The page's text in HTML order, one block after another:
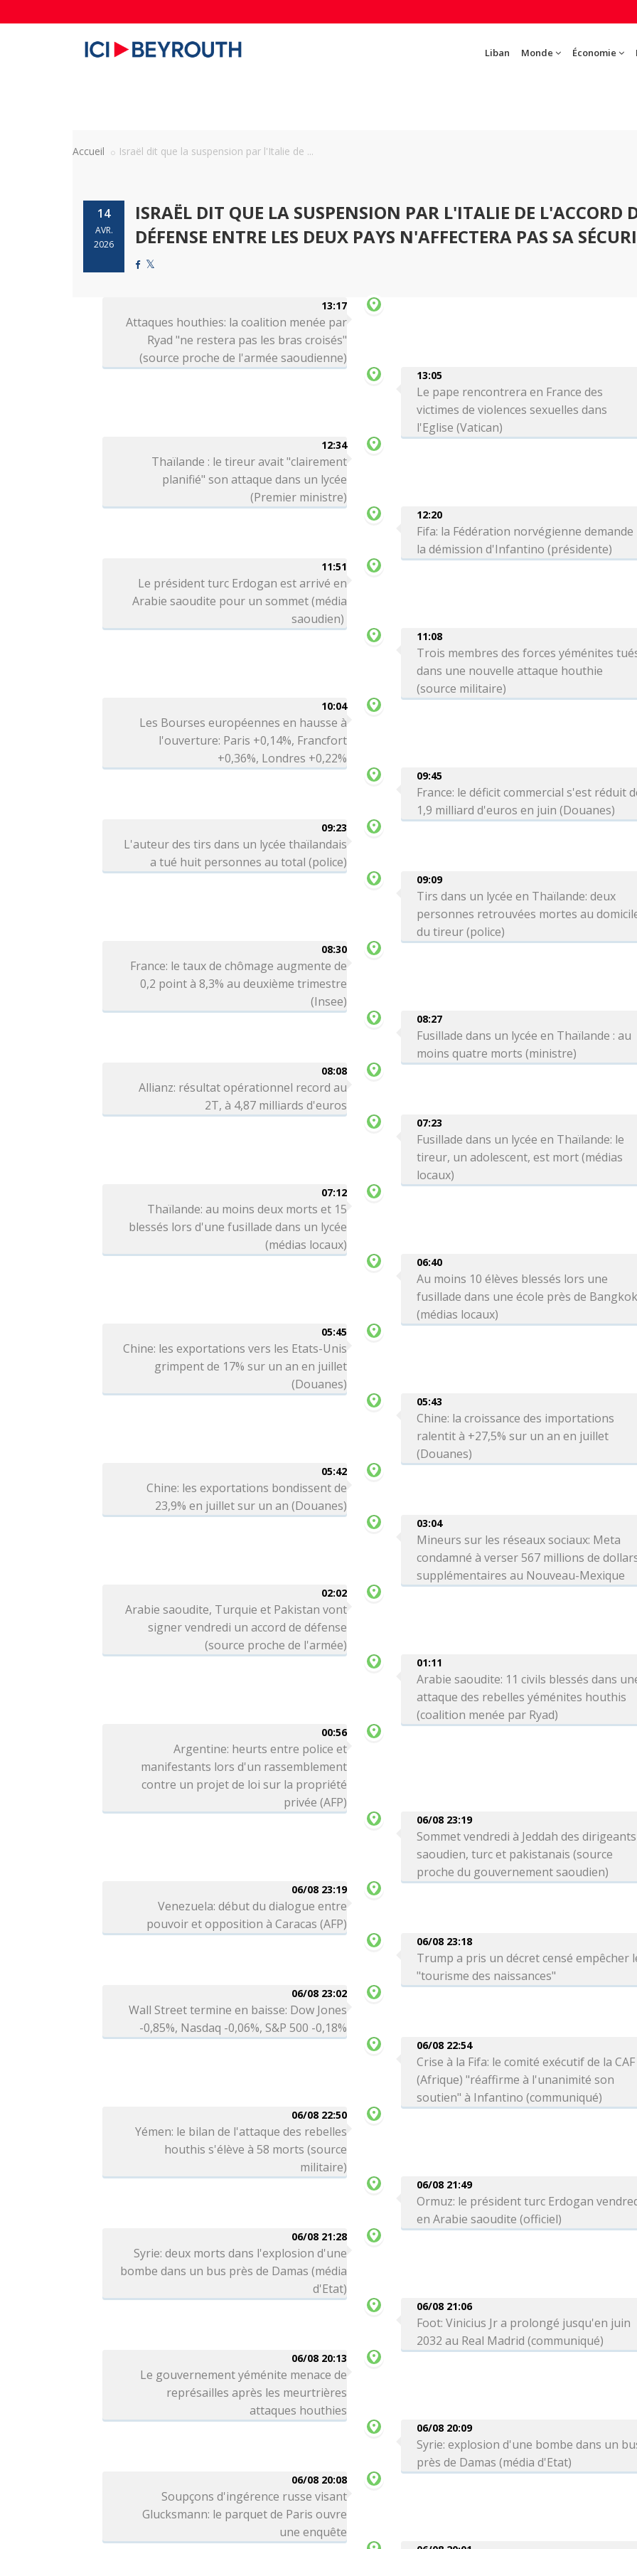
Liban Monde Économie
Accueil Israël dit que la suspension par l'Italie de ...
14
AVR.
2026
ISRAËL DIT QUE LA SUSPENSION PAR L'ITALIE DE L'ACCORD
DÉFENSE ENTRE LES DEUX PAYS N'AFFECTERA PAS SA
13:17
Attaques houthies: la coalition menée par
Ryad "ne restera pas les bras croisés"
(source proche de l'armée saoudienne)
13:05
Le pape rencontrera en France des
victimes de violences sexuelles dans
l'Eglise (Vatican)
12:34
Thaïlande : le tireur avait "clairement
planifié" son attaque dans un lycée
(Premier ministre)
12:20
Fifa: la Fédération norvégienne demande
la démission d'Infantino (présidente)
11:51
Le président turc Erdogan est arrivé en
Arabie saoudite pour un sommet (média
saoudien)
11:08
Trois membres des forces yéménites
dans une nouvelle attaque houthie
(source militaire)
10:04
Les Bourses européennes en hausse à
l'ouverture: Paris +0,14%, Francfort
+0,36%, Londres +0,22%
09:45
France: le déficit commercial s'est réduit
1,9 milliard d'euros en juin (Douanes)
09:23
L'auteur des tirs dans un lycée thaïlandais
a tué huit personnes au total (police)
09:09
Tirs dans un lycée en Thaïlande: deux
personnes retrouvées mortes au
du tireur (police)
08:30
France: le taux de chômage augmente de
0,2 point à 8,3% au deuxième trimestre
(Insee)
08:27
Fusillade dans un lycée en Thaïlande : au
moins quatre morts (ministre)
08:08
Allianz: résultat opérationnel record au
2T, à 4,87 milliards d'euros
07:23
Fusillade dans un lycée en Thaïlande: le
tireur, un adolescent, est mort (médias
locaux)
07:12
Thaïlande: au moins deux morts et 15
blessés lors d'une fusillade dans un lycée
(médias locaux)
06:40
Au moins 10 élèves blessés lors une
fusillade dans une école près de
(médias locaux)
05:45
Chine: les exportations vers les Etats-Unis
grimpent de 17% sur un an en juillet
(Douanes)
05:43
Chine: la croissance des importations
ralentit à +27,5% sur un an en juillet
(Douanes)
05:42
Chine: les exportations bondissent de
23,9% en juillet sur un an (Douanes)
03:04
Mineurs sur les réseaux sociaux: Meta
condamné à verser 567 millions de
supplémentaires au Nouveau-Mexique
02:02
Arabie saoudite, Turquie et Pakistan vont
signer vendredi un accord de défense
(source proche de l'armée)
01:11
Arabie saoudite: 11 civils blessés dans
attaque des rebelles yéménites houthis
(coalition menée par Ryad)
00:56
Argentine: heurts entre police et
manifestants lors d'un rassemblement
contre un projet de loi sur la propriété
privée (AFP)
06/08 23:19
Sommet vendredi à Jeddah des dirigeants
saoudien, turc et pakistanais (source
proche du gouvernement saoudien)
06/08 23:19
Venezuela: début du dialogue entre
pouvoir et opposition à Caracas (AFP)
06/08 23:18
Trump a pris un décret censé empêcher
"tourisme des naissances"
06/08 23:02
Wall Street termine en baisse: Dow Jones
-0,85%, Nasdaq -0,06%, S&P 500 -0,18%
06/08 22:54
Crise à la Fifa: le comité exécutif de la CAF
(Afrique) "réaffirme à l'unanimité son
soutien" à Infantino (communiqué)
06/08 22:50
Yémen: le bilan de l'attaque des rebelles
houthis s'élève à 58 morts (source
militaire)
06/08 21:49
Ormuz: le président turc Erdogan
en Arabie saoudite (officiel)
06/08 21:28
Syrie: deux morts dans l'explosion d'une
bombe dans un bus près de Damas (média
d'Etat)
06/08 21:06
Foot: Vinicius Jr a prolongé jusqu'en juin
2032 au Real Madrid (communiqué)
06/08 20:13
Le gouvernement yéménite menace de
représailles après les meurtrières
attaques houthies
06/08 20:09
Syrie: explosion d'une bombe dans un
près de Damas (média d'Etat)
06/08 20:08
Soupçons d'ingérence russe visant
Glucksmann: le parquet de Paris ouvre
une enquête